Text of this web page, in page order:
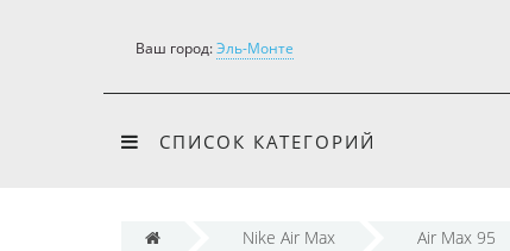
Ваш город:Эль-Монте
СПИСОК КАТЕГОРИЙ
Nike Air Max Air Max 95